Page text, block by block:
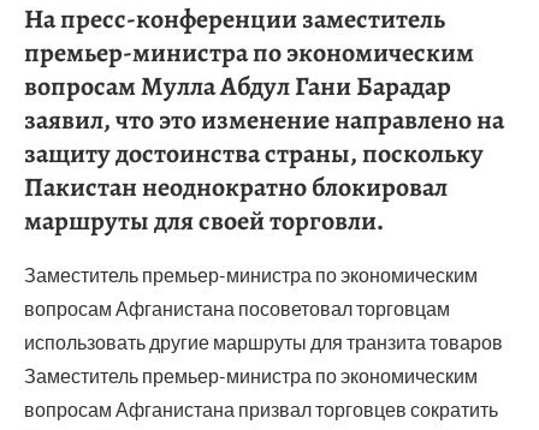
На пресс-конференции заместитель
премьер-министра по экономическим
вопросам Мулла Абдул Гани Барадар
заявил, что это изменение направлено на
защиту достоинства страны, поскольку
Пакистан неоднократно блокировал
маршруты для своей торговли.
Заместитель премьер-министра по экономическим
вопросам Афганистана посоветовал торговцам
использовать другие маршруты для транзита товаров
Заместитель премьер-министра по экономическим
вопросам Афганистана призвал торговцев сократить